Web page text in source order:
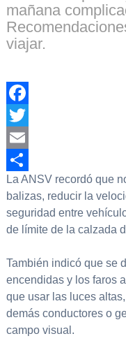
mañana
viajar.
Facebook
Twitter
Email
Compartir
La ANSV recordó que
balizas, reducir la
seguridad entre
de límite de la calzada
También indicó que se
encendidas y los faros
que usar las luces
demás conductores o
campo visual.